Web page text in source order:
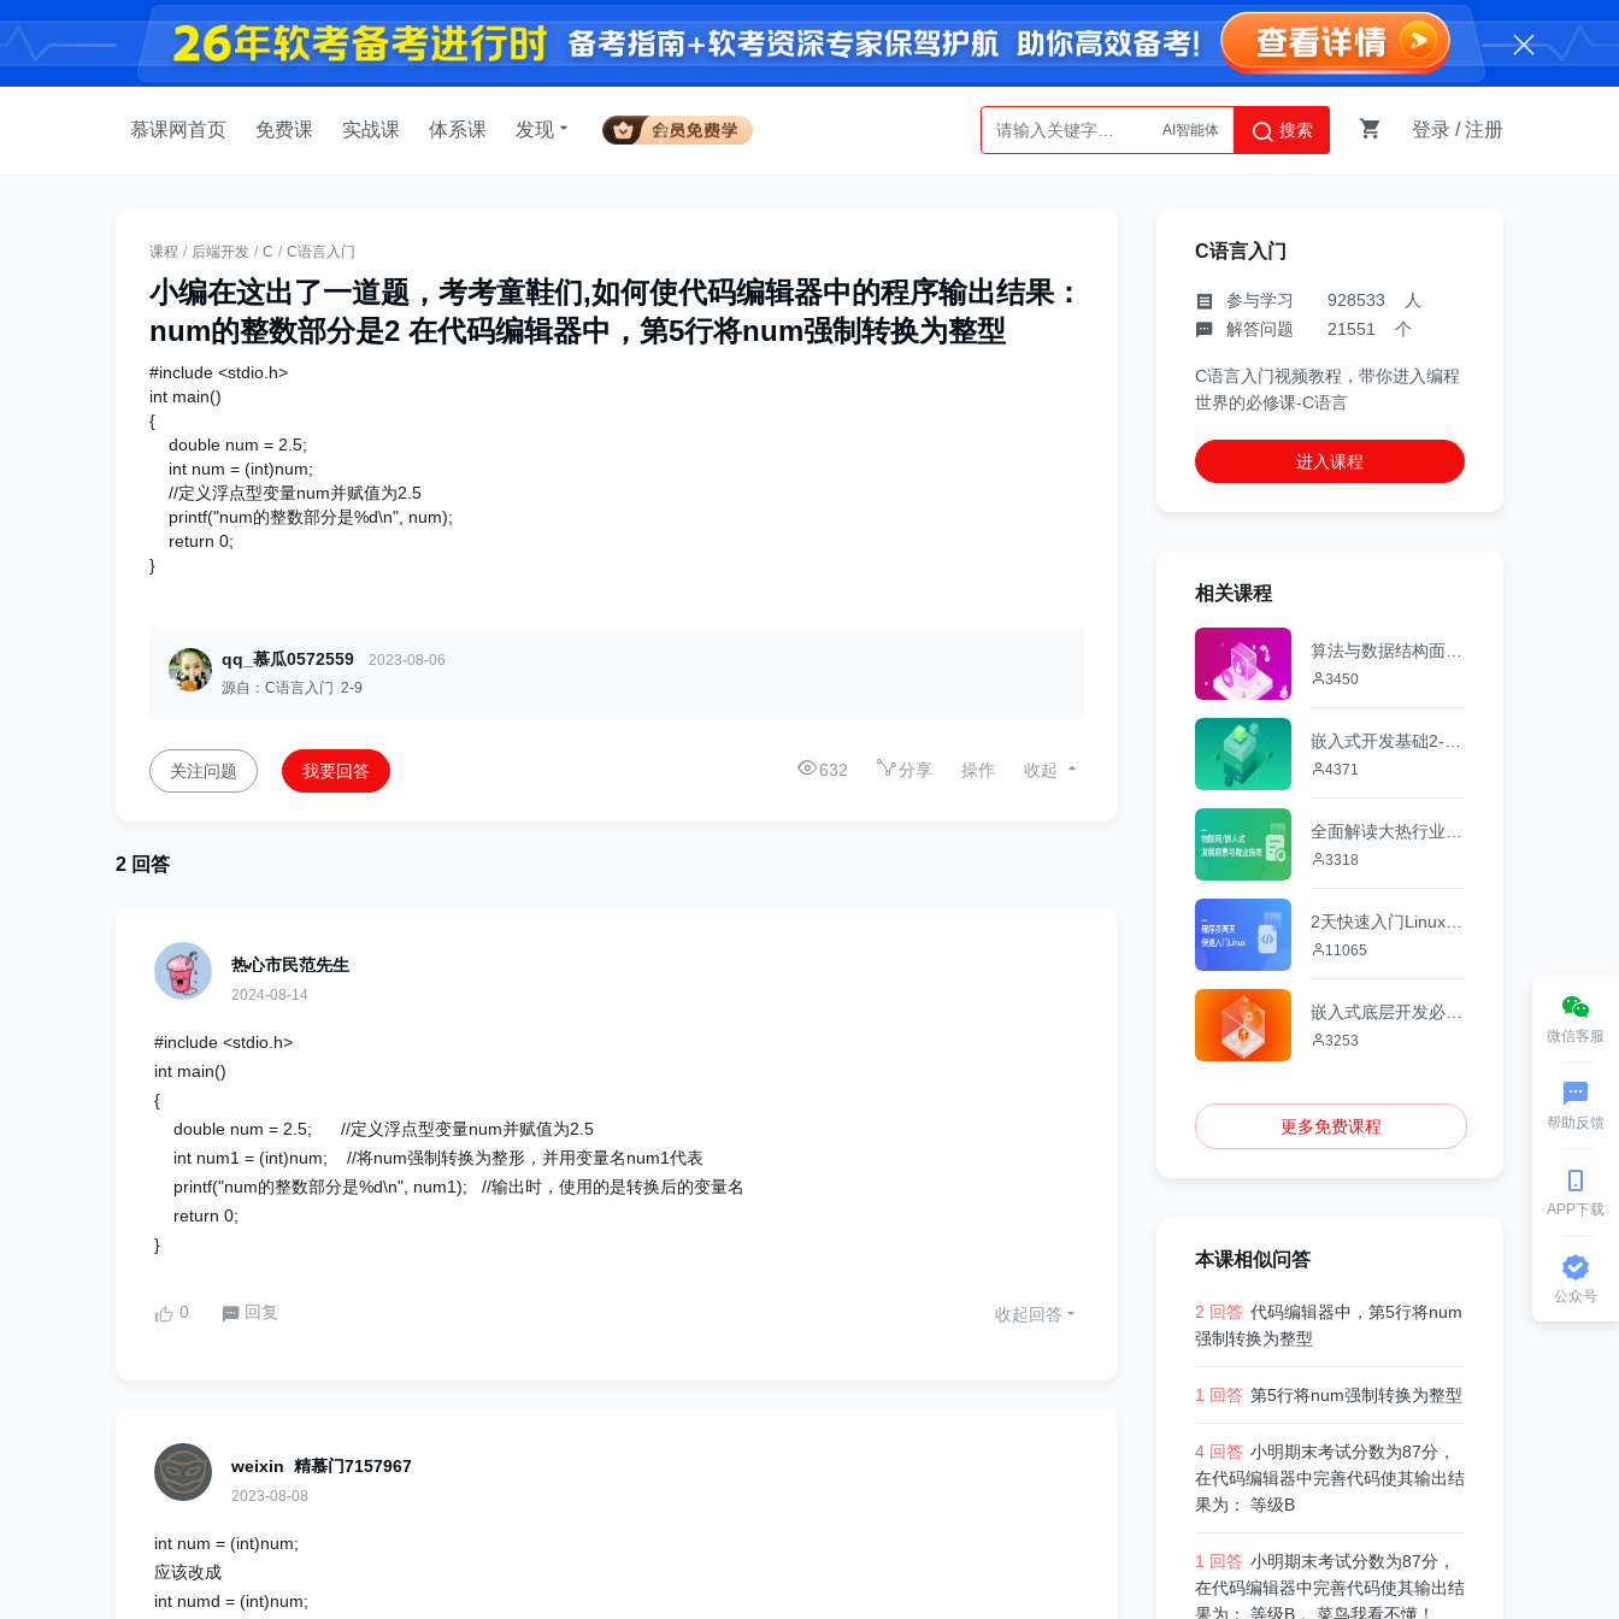
慕课网首页 免费课 实战课 体系课 发现
AI智能体
Python
搜索 登录 /注册
课程 / 后端开发 / C / C语言入门
小编在这出了一道题，考考童鞋们,如何使代码编辑器中的程序输出结果：
num的整数部分是2 在代码编辑器中，第5行将num强制转换为整型
#include <stdio.h>
int main()
{
double num = 2.5;
int num = (int)num;
//定义浮点型变量num并赋值为2.5
printf("num的整数部分是%d\n", num);
return 0;
}
qq_慕瓜0572559
2023-08-06
源自：C语言入门 2-9
关注问题 我要回答 632 分享 操作 收起
2 回答
热心市民范先生
2024-08-14
#include <stdio.h>
int main()
{
double num = 2.5; //定义浮点型变量num并赋值为2.5
int num1 = (int)num; //将num强制转换为整形，并用变量名num1代表
printf("num的整数部分是%d\n", num1); //输出时，使用的是转换后的变量名
return 0;
}
0 回复 收起回答
weixin_精慕门7157967
2023-08-08
int num = (int)num;
应该改成
int numd = (int)num;
C语言入门
参与学习 928533 人
解答问题 21551 个
C语言入门视频教程，带你进入编程
世界的必修课-C语言
进入课程
相关课程
3450
4371
3318
11065
3253
更多免费课程
本课相似问答
2 回答 代码编辑器中，第5行将num
强制转换为整型
1 回答 第5行将num强制转换为整型
4 回答 小明期末考试分数为87分，
在代码编辑器中完善代码使其输出结
果为： 等级B
1 回答 小明期末考试分数为87分，
在代码编辑器中完善代码使其输出结
果为： 等级B 。菜鸟我看不懂！
微信客服
帮助反馈
APP下载
公众号